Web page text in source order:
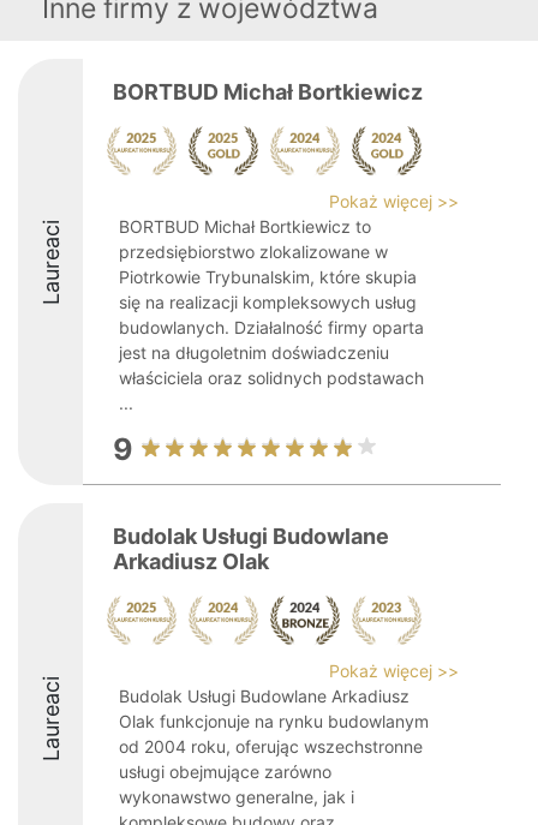
Inne firmy z województwa
Laureaci
BORTBUD Michał Bortkiewicz
Pokaż więcej >>
BORTBUD Michał Bortkiewicz to
przedsiębiorstwo zlokalizowane w
Piotrkowie Trybunalskim, które skupia
się na realizacji kompleksowych usług
budowlanych. Działalność firmy oparta
jest na długoletnim doświadczeniu
właściciela oraz solidnych podstawach
...
9
Laureaci
Budolak Usługi Budowlane
Arkadiusz Olak
Pokaż więcej >>
Budolak Usługi Budowlane Arkadiusz
Olak funkcjonuje na rynku budowlanym
od 2004 roku, oferując wszechstronne
usługi obejmujące zarówno
wykonawstwo generalne, jak i